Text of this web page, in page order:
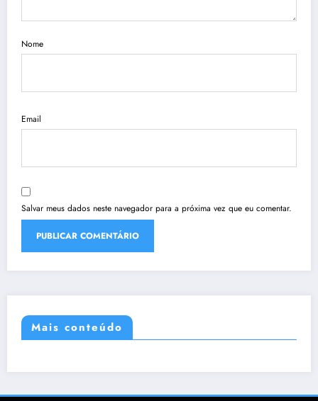
Nome
Email
Salvar meus dados neste navegador para a próxima vez que eu comentar.
Mais conteúdo